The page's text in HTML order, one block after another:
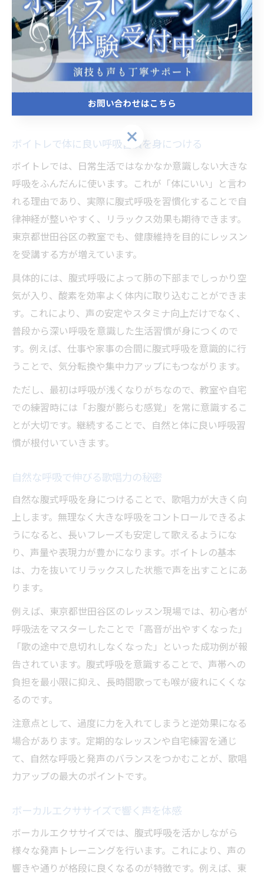
徐々に自然な腹式呼吸が身につきます。
注意点として、肩や胸に余計な力が入ってしまうと正し
い腹式呼吸になりません。レッスンでは講師が姿勢や呼
吸の癖を丁寧にチェックし、個別にアドバイスを行うこ
とが多いです。無理なく続けることが、腹式呼吸習得へ
ボイトレで体に良い呼吸習慣を身につける
ボイトレでは、日常生活ではなかなか意識しない大きな
呼吸をふんだんに使います。これが「体にいい」と言わ
れる理由であり、実際に腹式呼吸を習慣化することで自
律神経が整いやすく、リラックス効果も期待できます。
東京都世田谷区の教室でも、健康維持を目的にレッスン
を受講する方が増えています。
具体的には、腹式呼吸によって肺の下部までしっかり空
気が入り、酸素を効率よく体内に取り込むことができま
す。これにより、声の安定やスタミナ向上だけでなく、
普段から深い呼吸を意識した生活習慣が身につくので
す。例えば、仕事や家事の合間に腹式呼吸を意識的に行
うことで、気分転換や集中力アップにもつながります。
ただし、最初は呼吸が浅くなりがちなので、教室や自宅
での練習時には「お腹が膨らむ感覚」を常に意識するこ
とが大切です。継続することで、自然と体に良い呼吸習
慣が根付いていきます。
自然な呼吸で伸びる歌唱力の秘密
自然な腹式呼吸を身につけることで、歌唱力が大きく向
上します。無理なく大きな呼吸をコントロールできるよ
うになると、長いフレーズも安定して歌えるようにな
り、声量や表現力が豊かになります。ボイトレの基本
は、力を抜いてリラックスした状態で声を出すことにあ
ります。
例えば、東京都世田谷区のレッスン現場では、初心者が
呼吸法をマスターしたことで「高音が出やすくなった」
「歌の途中で息切れしなくなった」といった成功例が報
告されています。腹式呼吸を意識することで、声帯への
負担を最小限に抑え、長時間歌っても喉が疲れにくくな
るのです。
注意点として、過度に力を入れてしまうと逆効果になる
場合があります。定期的なレッスンや自宅練習を通じ
て、自然な呼吸と発声のバランスをつかむことが、歌唱
力アップの最大のポイントです。
ボーカルエクササイズで響く声を体感
ボーカルエクササイズでは、腹式呼吸を活かしながら
様々な発声トレーニングを行います。これにより、声の
響きや通りが格段に良くなるのが特徴です。例えば、東
お問い合わせはこちら
お問い合わせはこちら